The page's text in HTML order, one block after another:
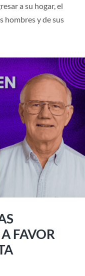
a su hogar, el
hombres y de sus
FAVOR